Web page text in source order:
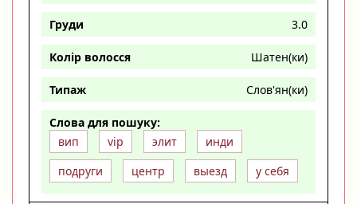
Груди 3.0
Колір волосся Шатен(ки)
Типаж Слов'ян(ки)
Слова для пошуку:
вип
vip элит
инди
подруги
центр выезд у себя